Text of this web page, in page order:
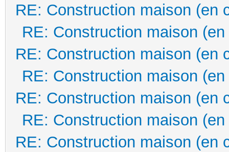
RE: Construction maison (en
RE: Construction maison
RE: Construction maison (en
RE: Construction maison
RE: Construction maison (en
RE: Construction maison
RE: Construction maison (en